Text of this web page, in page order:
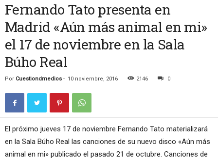
Fernando Tato presenta en
Madrid «Aún más animal en mi»
el 17 de noviembre en la Sala
Búho Real
Por Cuestiondmedios - 10 noviembre, 2016 2146 0
El próximo jueves 17 de noviembre Fernando Tato materializará
en la Sala Búho Real las canciones de su nuevo disco «Aún más
animal en mi» publicado el pasado 21 de octubre. Canciones de